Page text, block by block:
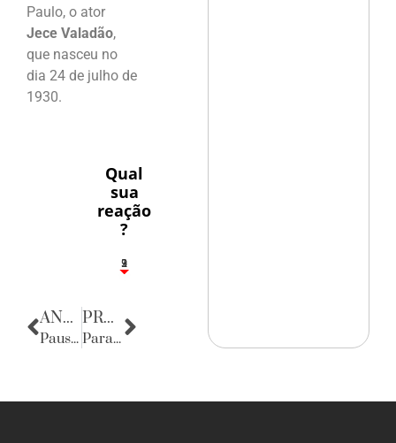
Paulo, o ator
Jece Valadão,
que nasceu no
dia 24 de julho de
1930.
Qual
sua
reação
?
3
1
2
9
ANTERIOR
Pausa poética
PRÓXIMA
Parabéns